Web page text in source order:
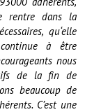
rentre dans la
qu‘elle
à être
nous
de la fin de
beaucoup de
C’est une